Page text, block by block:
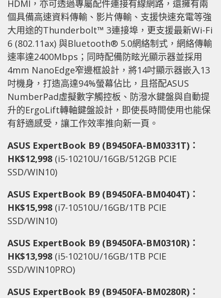
HDMI，亦可透過專屬配件連接有線網路，還擁有兩
個具備高速資料傳輸、影片傳輸、支援快速充電等強
大用途的Thunderbolt™ 3連接埠，更支援最新Wi-Fi
6 (802.11ax) 與Bluetooth® 5.0網絡制式，網絡傳輸
速率達2400Mbps；同時配備防眩光顯示器並採用
4mm NanoEdge窄邊框設計，將14吋顯示器嵌入13
吋機身，打造高達94%螢幕佔比，且搭配ASUS
NumberPad虛擬數字觸控板、防潑水鍵盤與自動提
升的ErgoLift轉軸鍵盤設計，即使長時間使用也能保
有舒適感受，讓工作效率推向新一頁。
ASUS ExpertBook B9 (B9450FA-BM0331T) ：
HK$12,998 (i5-10210U/16GB/512GB PCIE
SSD/WIN10)
ASUS ExpertBook B9 (B9450FA-BM0404T) ：
HK$15,998 (i7-10510U/16GB/1TB PCIE
SSD/WIN10)
ASUS ExpertBook B9 (B9450FA-BM0310R) ：
HK$13,998 (i5-10210U/16GB/1TB PCIE
SSD/WIN10PRO)
ASUS ExpertBook B9 (B9450FA-BM0280R) ：